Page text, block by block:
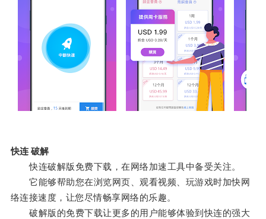
快连 破解
快连破解版免费下载，在网络加速工具中备受关注。
它能够帮助您在浏览网页、观看视频、玩游戏时加快网
络连接速度，让您尽情畅享网络的乐趣。
破解版的免费下载让更多的用户能够体验到快连的强大